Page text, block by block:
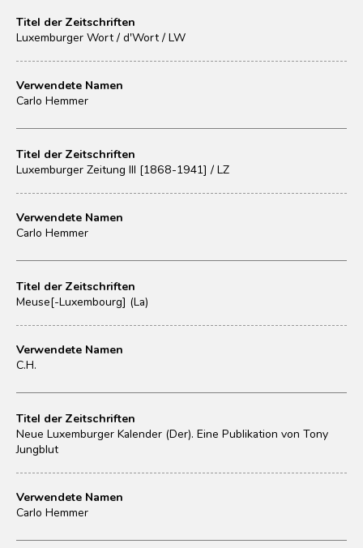
Titel der Zeitschriften
Luxemburger Wort / d'Wort / LW
Verwendete Namen
Carlo Hemmer
Titel der Zeitschriften
Luxemburger Zeitung III [1868-1941] / LZ
Verwendete Namen
Carlo Hemmer
Titel der Zeitschriften
Meuse[-Luxembourg] (La)
Verwendete Namen
C.H.
Titel der Zeitschriften
Neue Luxemburger Kalender (Der). Eine Publikation von Tony
Jungblut
Verwendete Namen
Carlo Hemmer